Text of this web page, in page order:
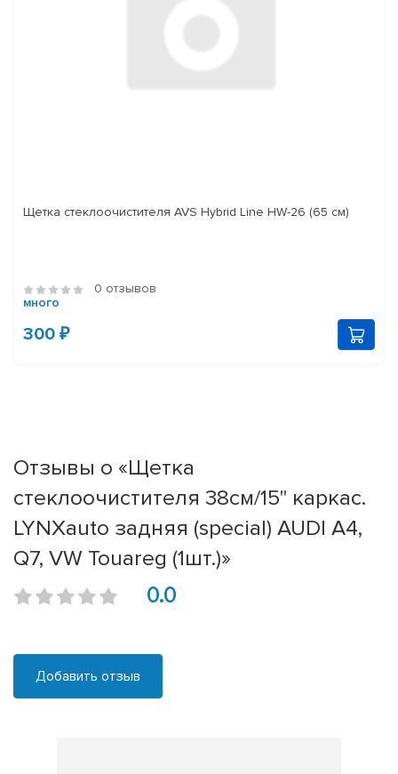
Щетка стеклоочистителя AVS Hybrid Line HW-26 (65 см)
0 отзывов
много
300 ₽
Отзывы о «Щетка
стеклоочистителя 38см/15'' каркас.
LYNXauto задняя (special) AUDI A4,
Q7, VW Touareg (1шт.)»
0.0
Добавить отзыв